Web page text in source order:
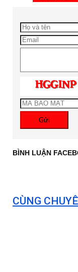
Gửi
BÌNH LUẬN
CÙNG